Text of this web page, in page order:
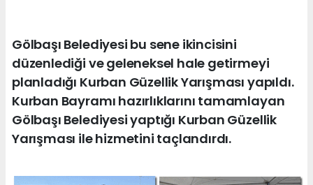
Gölbaşı Belediyesi bu sene ikincisini
düzenlediği ve geleneksel hale getirmeyi
planladığı Kurban Güzellik Yarışması yapıldı.
Kurban Bayramı hazırlıklarını tamamlayan
Gölbaşı Belediyesi yaptığı Kurban Güzellik
Yarışması ile hizmetini taçlandırdı.